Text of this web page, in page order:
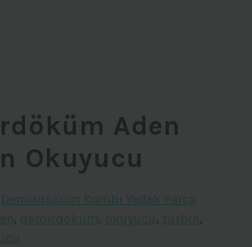
Aden
Okuyucu
Demirdöküm Kombi Yedek Parça
, demirdöküm, okuyucu , türbin,